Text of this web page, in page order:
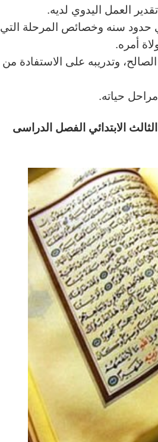
العمل اليدوي لديه.
حدود سنه وخصائص المرحلة التي
أمره.
الصالح، وتدريبه على الاستفادة من
حياته.
قران تحفيظ الصف الثالث الابتدائي الفصل الدراسى